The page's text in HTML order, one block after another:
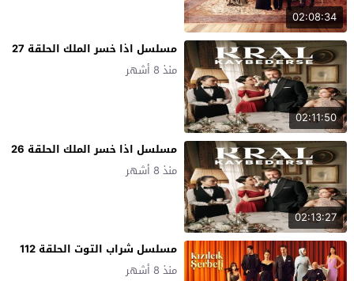
02:08:34
02:11:50
مسلسل اذا خسر الملك الحلقة 27
منذ 8 أشهر
02:13:27
مسلسل اذا خسر الملك الحلقة 26
منذ 8 أشهر
مسلسل شراب التوت الحلقة 112
منذ 8 أشهر